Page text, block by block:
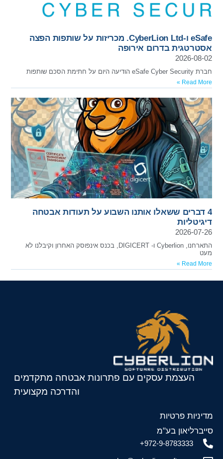
eSafe ו-CyberLion Ltd. מכריזות על שותפות הפצה
אסטרטגית בדרום אירופה
2026-08-02
חברת eSafe Cyber Security הודיעה היום על חתימת הסכם שותפות
Read More »
4 דברים ששאלו אותנו השבוע על תעודות אבטחה
דיגיטליות
2026-07-26
התארחנו, Cyberlion ו- DIGICERT, בכנס אינפוסק האחרון וקיבלנו לא
מעט
Read More »
העצמת עסקים עם פתרונות אבטחה מתקדמים
והדרכה מקצועית
מדיניות פרטיות
סייברליאון בע"מ
972-9-8783333+